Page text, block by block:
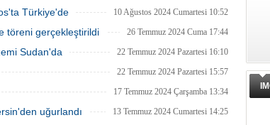
Türkiye'de 10 Ağustos 2024 Cumartesi 10:52
töreni gerçekleştirildi 26 Temmuz 2024 Cuma 17:44
Sudan'da 22 Temmuz 2024 Pazartesi 16:10
22 Temmuz 2024 Pazartesi 15:57
17 Temmuz 2024 Çarşamba 13:34
uğurlandı 13 Temmuz 2024 Cumartesi 14:25